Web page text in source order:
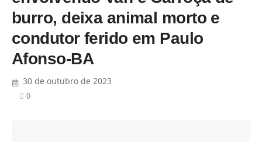
burro, deixa animal morto e
condutor ferido em Paulo
Afonso-BA
30 de outubro de 2023
0